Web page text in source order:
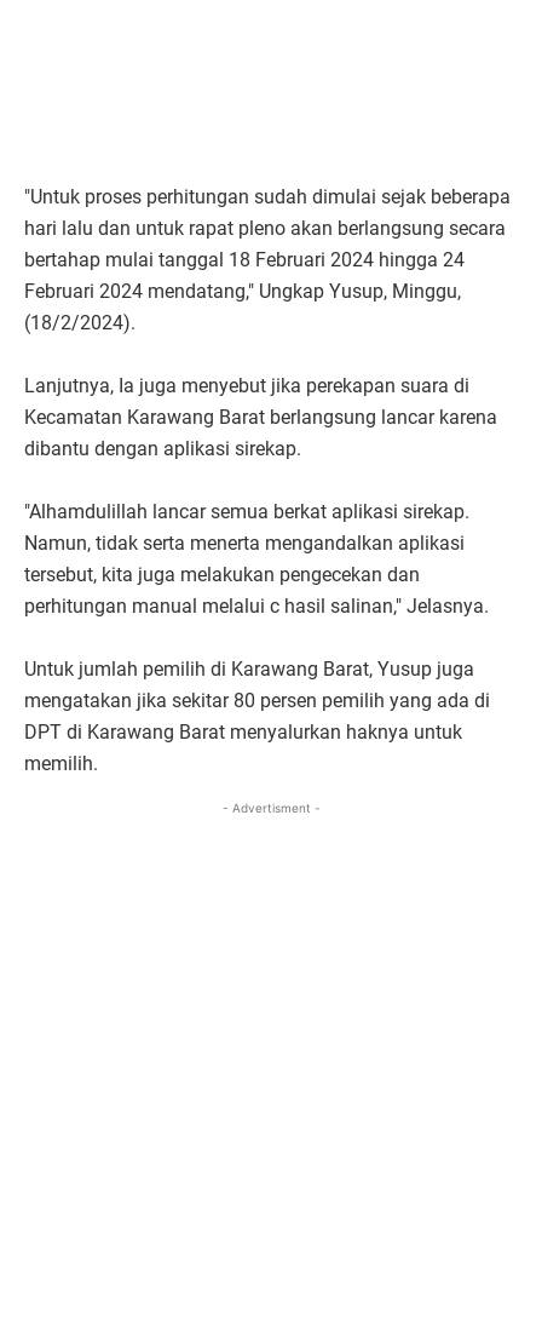
"Untuk proses perhitungan sudah dimulai sejak beberapa
hari lalu dan untuk rapat pleno akan berlangsung secara
bertahap mulai tanggal 18 Februari 2024 hingga 24
Februari 2024 mendatang," Ungkap Yusup, Minggu,
(18/2/2024).
Lanjutnya, Ia juga menyebut jika perekapan suara di
Kecamatan Karawang Barat berlangsung lancar karena
dibantu dengan aplikasi sirekap.
"Alhamdulillah lancar semua berkat aplikasi sirekap.
Namun, tidak serta menerta mengandalkan aplikasi
tersebut, kita juga melakukan pengecekan dan
perhitungan manual melalui c hasil salinan," Jelasnya.
Untuk jumlah pemilih di Karawang Barat, Yusup juga
mengatakan jika sekitar 80 persen pemilih yang ada di
DPT di Karawang Barat menyalurkan haknya untuk
memilih.
- Advertisment -